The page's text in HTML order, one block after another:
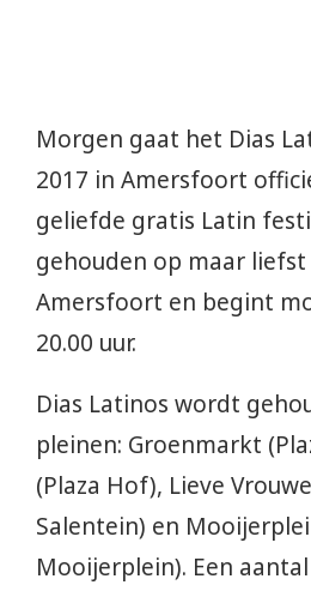
Morgen gaat het Dias
2017 in Amersfoort
geliefde gratis Latin
gehouden op maar
Amersfoort en begint
20.00 uur.
Dias Latinos wordt
pleinen: Groenmarkt
(Plaza Hof), Lieve
Salentein) en
Mooijerplein). Een